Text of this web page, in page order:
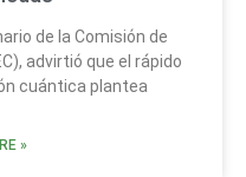
de la Comisión de
advirtió que el rápido
cuántica plantea
»